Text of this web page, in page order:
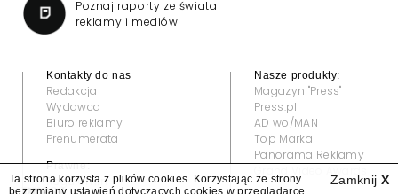
Poznaj raporty ze świata
reklamy i mediów
Kontakty do nas
Redakcja
Wydawca
Biuro reklamy
Prenumerata
Prawne:
Regulamin
Nasze produkty:
Magazyn "Press"
Press.pl
AD wo/MAN
Top Marka
Panorama Reklamy
Zamknij X
Ta strona korzysta z plików cookies. Korzystając ze strony
bez zmiany ustawień dotyczących cookies w przeglądarce